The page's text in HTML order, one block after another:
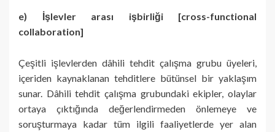
e) İşlevler arası işbirliği [cross-functional
collaboration]
Çeşitli işlevlerden dâhili tehdit çalışma grubu üyeleri,
içeriden kaynaklanan tehditlere bütünsel bir yaklaşım
sunar. Dâhili tehdit çalışma grubundaki ekipler, olaylar
ortaya çıktığında değerlendirmeden önlemeye ve
soruşturmaya kadar tüm ilgili faaliyetlerde yer alan